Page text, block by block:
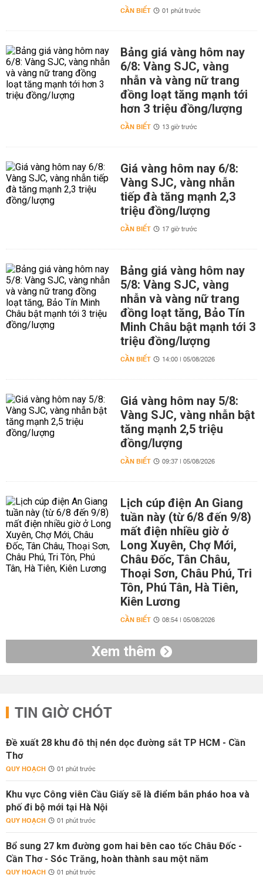
CẦN BIẾT 01 phút trước
Bảng giá vàng hôm nay
6/8: Vàng SJC, vàng
nhẫn và vàng nữ trang
đồng loạt tăng mạnh tới
hơn 3 triệu đồng/lượng
CẦN BIẾT 13 giờ trước
Giá vàng hôm nay 6/8:
Vàng SJC, vàng nhẫn
tiếp đà tăng mạnh 2,3
triệu đồng/lượng
CẦN BIẾT 17 giờ trước
Bảng giá vàng hôm nay
5/8: Vàng SJC, vàng
nhẫn và vàng nữ trang
đồng loạt tăng, Bảo Tín
Minh Châu bật mạnh tới 3
triệu đồng/lượng
CẦN BIẾT 14:00 | 05/08/2026
Giá vàng hôm nay 5/8:
Vàng SJC, vàng nhẫn bật
tăng mạnh 2,5 triệu
đồng/lượng
CẦN BIẾT 09:37 | 05/08/2026
Lịch cúp điện An Giang
tuần này (từ 6/8 đến 9/8)
mất điện nhiều giờ ở
Long Xuyên, Chợ Mới,
Châu Đốc, Tân Châu,
Thoại Sơn, Châu Phú, Tri
Tôn, Phú Tân, Hà Tiên,
Kiên Lương
CẦN BIẾT 08:54 | 05/08/2026
Xem thêm
TIN GIỜ CHÓT
Đề xuất 28 khu đô thị nén dọc đường sắt TP HCM - Cần
Thơ
QUY HOẠCH 01 phút trước
Khu vực Công viên Cầu Giấy sẽ là điểm bắn pháo hoa và
phố đi bộ mới tại Hà Nội
QUY HOẠCH 01 phút trước
Bổ sung 27 km đường gom hai bên cao tốc Châu Đốc -
Cần Thơ - Sóc Trăng, hoàn thành sau một năm
QUY HOẠCH 01 phút trước